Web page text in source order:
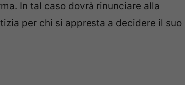
In tal caso dovrà rinunciare alla
per chi si appresta a decidere il suo